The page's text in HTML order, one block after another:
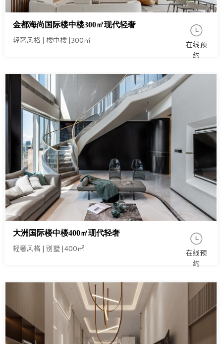
金都海尚国际楼中楼300㎡现代轻奢
轻奢风格 楼中楼 |300㎡
在线预
约
大洲国际楼中楼400㎡现代轻奢
轻奢风格 别墅 400㎡
在线预
约